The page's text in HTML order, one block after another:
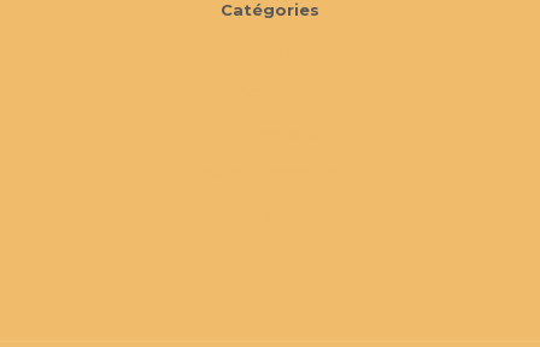
Catégories